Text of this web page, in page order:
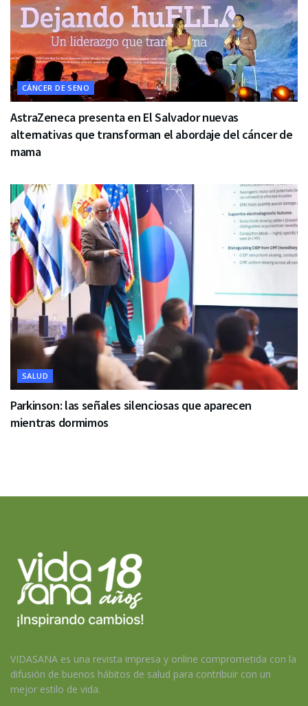
CÁNCER DE SENO
AstraZeneca presenta en El Salvador nuevas
alternativas que transforman el abordaje del cáncer de
mama
SALUD
Parkinson: las señales silenciosas que aparecen
mientras dormimos
VIDASANA es una revista impresa y online comprometida con la
difusión de buenos hábitos de salud para contribuir con un
mejor estilo de vida.